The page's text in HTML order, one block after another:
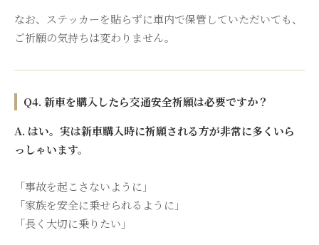
なお、ステッカーを貼らずに車内で保管していただいても、
ご祈願の気持ちは変わりません。
Q4. 新車を購入したら交通安全祈願は必要ですか？
A. はい。実は新車購入時に祈願される方が非常に多くいら
っしゃいます。
「事故を起こさないように」
「家族を安全に乗せられるように」
「長く大切に乗りたい」